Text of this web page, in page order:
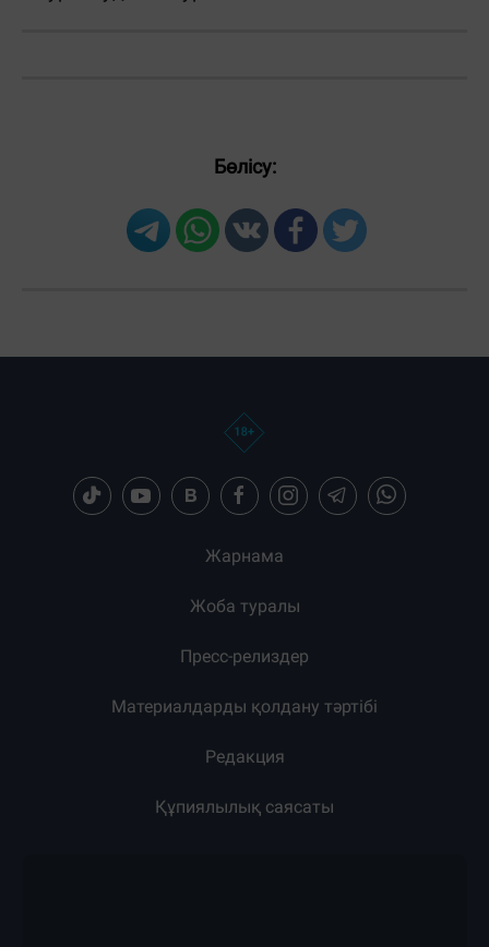
Бөлісу:
Жарнама
Жоба туралы
Пресс-релиздер
Материалдарды қолдану тәртібі
Редакция
Құпиялылық саясаты